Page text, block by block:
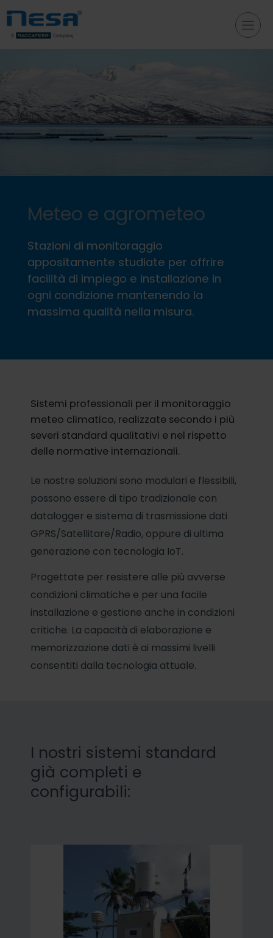
Meteo e agrometeo
Stazioni di monitoraggio
appositamente studiate per offrire
facilità di impiego e installazione in
ogni condizione mantenendo la
massima qualità nella misura.
Sistemi professionali per il monitoraggio
meteo climatico, realizzate secondo i più
severi standard qualitativi e nel rispetto
delle normative internazionali.
Le nostre soluzioni sono modulari e flessibili,
possono essere di tipo tradizionale con
datalogger e sistema di trasmissione dati
GPRS/Satellitare/Radio, oppure di ultima
generazione con tecnologia IoT.
Progettate per resistere alle più avverse
condizioni climatiche e per una facile
installazione e gestione anche in condizioni
critiche. La capacità di elaborazione e
memorizzazione dati è ai massimi livelli
consentiti dalla tecnologia attuale.
I nostri sistemi standard
già completi e
configurabili: